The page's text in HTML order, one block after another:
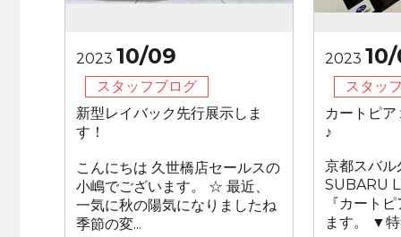
2023 10/09
スタッフブログ
新型レイバック先行展示しま
す！
こんにちは 久世橋店セールスの
小嶋でございます。 ☆ 最近、
一気に秋の陽気になりましたね
季節の変...
2023
スタッ
カートピ
♪
京都スバル
SUBARU
『カート
ます。 ▼特